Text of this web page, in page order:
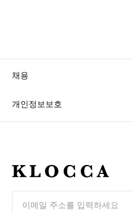
채용
개인정보보호
K